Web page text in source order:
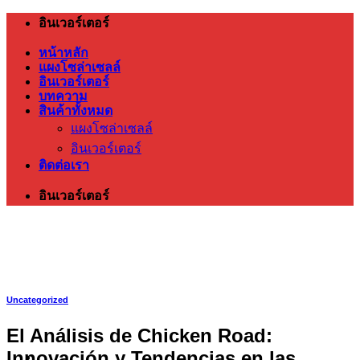
ข้าม
เนื้อหา
อินเวอร์เตอร์
หน้าหลัก
แผงโซล่าเซลล์
อินเวอร์เตอร์
บทความ
สินค้าทั้งหมด
แผงโซล่าเซลล์
อินเวอร์เตอร์
ติดต่อเรา
อินเวอร์เตอร์
Uncategorized
El Análisis de Chicken Road: